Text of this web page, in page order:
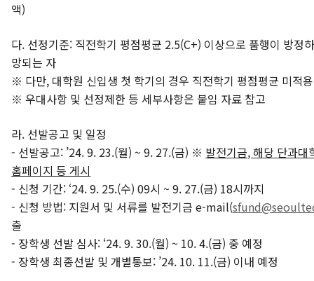
액)
다. 선정기준: 직전학기 평점평균 2.5(C+) 이상으로 품행이 방정
망되는 자
※ 다만, 대학원 신입생 첫 학기의 경우 직전학기 평점평균 미적용
※ 우대사항 및 선정제한 등 세부사항은 붙임 자료 참고
라. 선발공고 및 일정
- 선발공고: ’24. 9. 23.(월) ~ 9. 27.(금) ※ 발전기금, 해당 단과대
홈페이지 등 게시
- 신청 기간: ‘24. 9. 25.(수) 09시 ~ 9. 27.(금) 18시까지
- 신청 방법: 지원서 및 서류를 발전기금 e-mail(
출
- 장학생 선발 심사: ‘24. 9. 30.(월) ~ 10. 4.(금) 중 예정
- 장학생 최종선발 및 개별통보: ’24. 10. 11.(금) 이내 예정